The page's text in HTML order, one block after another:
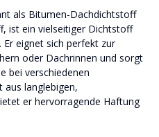
als Bitumen-Dachdichtstoff
ist ein vielseitiger Dichtstoff
eignet sich perfekt zur
oder Dachrinnen und sorgt
bei verschiedenen
aus langlebigen,
er hervorragende Haftung